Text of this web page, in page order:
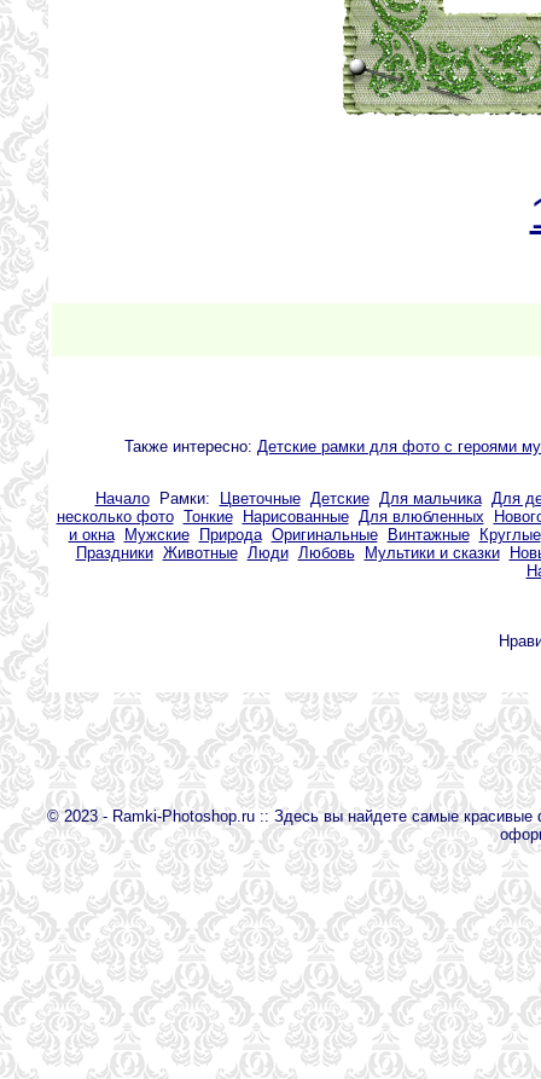
Также интересно: Детские рамки для фото с героями
НачалоРамки: Цветочные Детские Для мальчика Для
несколько фото Тонкие Нарисованные Для влюбленных
и окна
Мужские Природа Оригинальные Винтажные
Круглые
Праздники Животные Люди Любовь Мультики и сказки
© 2023 - Ramki-Photoshop.ru :: Здесь вы найдете самые